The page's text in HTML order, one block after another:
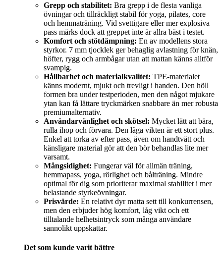
Grepp och stabilitet: Bra grepp i de flesta vanliga
övningar och tillräckligt stabil för yoga, pilates, core
och hemmaträning. Vid svettigare eller mer explosiva
pass märks dock att greppet inte är allra bäst i testet.
Komfort och stötdämpning: En av modellens stora
styrkor. 7 mm tjocklek ger behaglig avlastning för knän,
höfter, rygg och armbågar utan att mattan känns alltför
svampig.
Hållbarhet och materialkvalitet: TPE-materialet
känns modernt, mjukt och trevligt i handen. Den höll
formen bra under testperioden, men den något mjukare
ytan kan få lättare tryckmärken snabbare än mer robusta
premiumalternativ.
Användarvänlighet och skötsel: Mycket lätt att bära,
rulla ihop och förvara. Den låga vikten är ett stort plus.
Enkel att torka av efter pass, även om handtvätt och
känsligare material gör att den bör behandlas lite mer
varsamt.
Mångsidighet: Fungerar väl för allmän träning,
hemmapass, yoga, rörlighet och bålträning. Mindre
optimal för dig som prioriterar maximal stabilitet i mer
belastande styrkeövningar.
Prisvärde: En relativt dyr matta sett till konkurrensen,
men den erbjuder hög komfort, låg vikt och ett
tilltalande helhetsintryck som många användare
sannolikt uppskattar.
Det som kunde varit bättre